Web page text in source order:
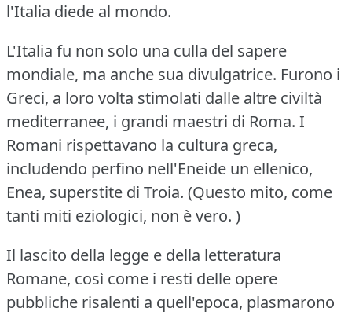
l'Italia diede al mondo.
L'Italia fu non solo una culla del sapere
mondiale, ma anche sua divulgatrice. Furono i
Greci, a loro volta stimolati dalle altre civiltà
mediterranee, i grandi maestri di Roma. I
Romani rispettavano la cultura greca,
includendo perfino nell'Eneide un ellenico,
Enea, superstite di Troia. (Questo mito, come
tanti miti eziologici, non è vero. )
Il lascito della legge e della letteratura
Romane, così come i resti delle opere
pubbliche risalenti a quell'epoca, plasmarono